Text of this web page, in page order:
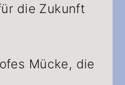
die Zukunft
Mücke, die